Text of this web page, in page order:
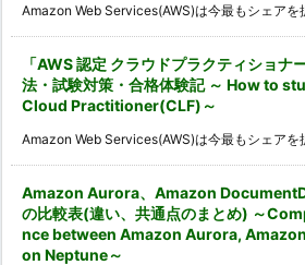
Amazon Web Services(AWS)は今最もシェアを
「AWS 認定 クラウドプラクティショナ
法・試験対策・合格体験記 ～ How to
Cloud Practitioner(CLF)～
Amazon Web Services(AWS)は今最もシェアを
Amazon Aurora、Amazon
の比較表(違い、共通点のまとめ) ～
nce between Amazon Aurora,
on Neptune～